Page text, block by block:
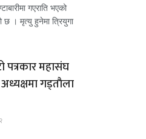
गएराति भएको
छ । मृत्यु हुनेमा त्रियुगा
पत्रकार महासंघ
गड्ताैला